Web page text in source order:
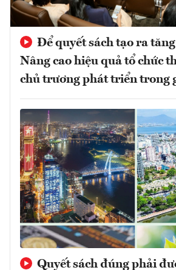
Để quyết sách tạo ra
Nâng cao hiệu quả tổ chức
chủ trương phát triển trong
Quyết sách đúng phải